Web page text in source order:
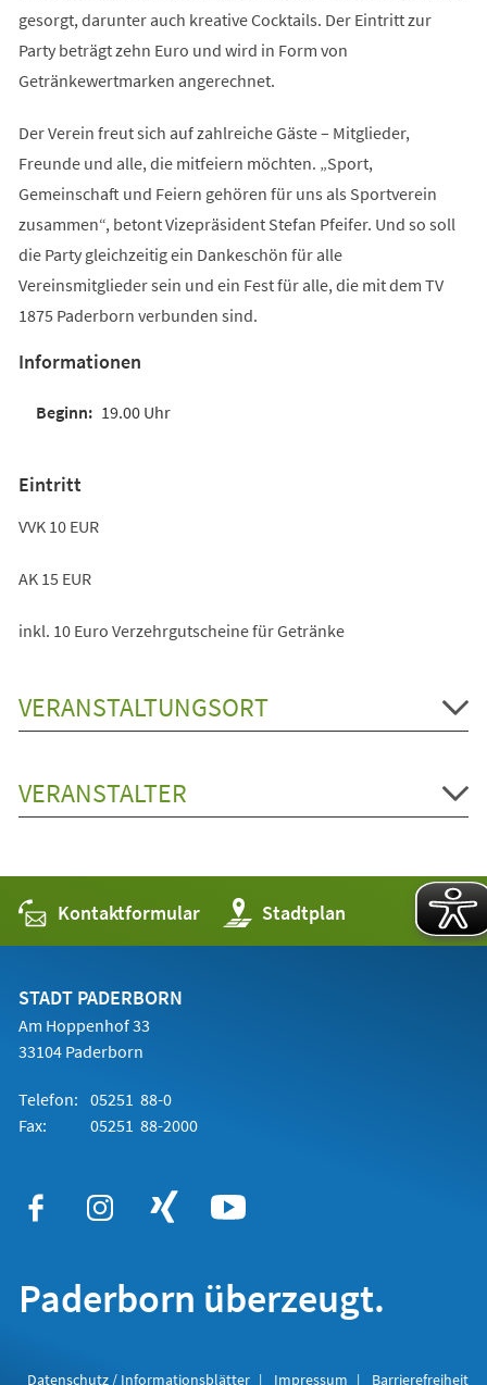
gesorgt, darunter auch kreative Cocktails. Der Eintritt zur
Party beträgt zehn Euro und wird in Form von
Getränkewertmarken angerechnet.
Der Verein freut sich auf zahlreiche Gäste – Mitglieder,
Freunde und alle, die mitfeiern möchten. „Sport,
Gemeinschaft und Feiern gehören für uns als Sportverein
zusammen“, betont Vizepräsident Stefan Pfeifer. Und so soll
die Party gleichzeitig ein Dankeschön für alle
Vereinsmitglieder sein und ein Fest für alle, die mit dem TV
1875 Paderborn verbunden sind.
Informationen
19.00 Uhr
Eintritt
VVK 10 EUR
AK 15 EUR
inkl. 10 Euro Verzehrgutscheine für Getränke
VERANSTALTUNGSORT
VERANSTALTER
Kontaktformular Stadtplan
(Öffnet
in
einem
STADT PADERBORN
Am Hoppenhof 33
33104 Paderborn
Telefon: 05251 88-0
Fax:
05251 88-2000
Paderborn überzeugt.
Datenschutz / Informationsblätter Impressum Barrierefreiheit